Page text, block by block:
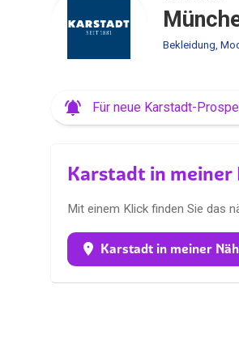
Bekleidung,
Für neue Karstadt-
Karstadt in meiner
Mit einem Klick finden Sie das
Karstadt in meiner